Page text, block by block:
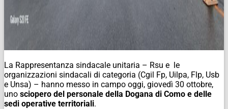
La Rappresentanza sindacale unitaria – Rsu e le
organizzazioni sindacali di categoria (Cgil Fp, Uilpa, Flp, Usb
e Unsa) – hanno messo in campo oggi, giovedì 30 ottobre,
uno sciopero del personale della Dogana di Como e delle
sedi operative territoriali.